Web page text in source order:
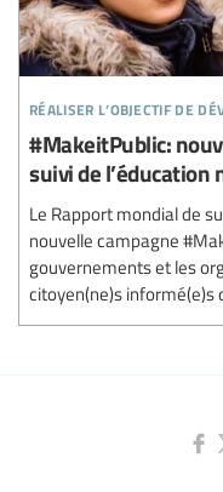
réaliser l’objectif de
#MakeitPublic:
suivi de l’éducation
Le Rapport mondial de
nouvelle campagne
gouvernements et les
citoyen(ne)s informé(e)s